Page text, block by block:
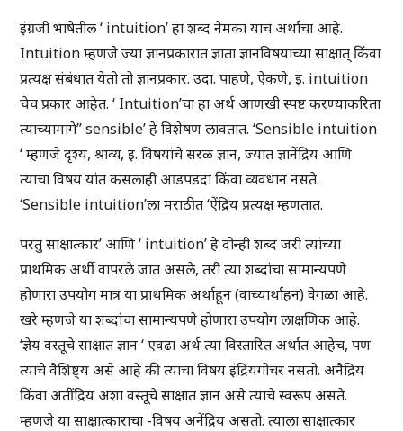
इंग्रजी भाषेतील ‘ intuition’ हा शब्द नेमका याच अर्थाचा आहे.
Intuition म्हणजे ज्या ज्ञानप्रकारात ज्ञाता ज्ञानविषयाच्या साक्षात् किंवा
प्रत्यक्ष संबंधात येतो तो ज्ञानप्रकार. उदा. पाहणे, ऐकणे, इ. intuition
चेच प्रकार आहेत. ‘ Intuition’चा हा अर्थ आणखी स्पष्ट करण्याकरिता
त्याच्यामागे” sensible’ हे विशेषण लावतात. ‘Sensible intuition
‘ म्हणजे दृश्य, श्राव्य, इ. विषयांचे सरळ ज्ञान, ज्यात ज्ञानेंद्रिय आणि
त्याचा विषय यांत कसलाही आडपडदा किंवा व्यवधान नसते.
‘Sensible intuition’ला मराठीत ‘ऐंद्रिय प्रत्यक्ष म्हणतात.
परंतु साक्षात्कार’ आणि ‘ intuition’ हे दोन्ही शब्द जरी त्यांच्या
प्राथमिक अर्थी वापरले जात असले, तरी त्या शब्दांचा सामान्यपणे
होणारा उपयोग मात्र या प्राथमिक अर्थाहून (वाच्यार्थाहन) वेगळा आहे.
खरे म्हणजे या शब्दांचा सामान्यपणे होणारा उपयोग लाक्षणिक आहे.
‘ज्ञेय वस्तूचे साक्षात ज्ञान ‘ एवढा अर्थ त्या विस्तारित अर्थात आहेच, पण
त्याचे वैशिष्ट्य असे आहे की त्याचा विषय इंद्रियगोचर नसतो. अनैद्रिय
किंवा अतींद्रिय अशा वस्तूचे साक्षात ज्ञान असे त्याचे स्वरूप असते.
म्हणजे या साक्षात्काराचा -विषय अनेंद्रिय असतो. त्याला साक्षात्कार